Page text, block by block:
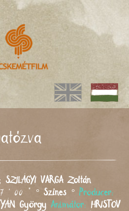
; SZILÁGYI VARGA Zoltán
' 00 " ° Színes ° Producer:
György Animátor: HRISTOV